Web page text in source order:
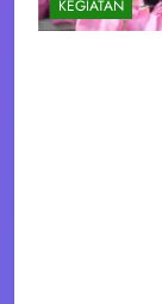
KEGIATAN